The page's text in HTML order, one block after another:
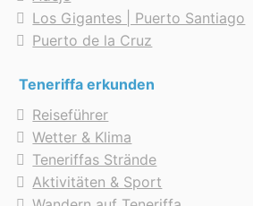
Los Gigantes | Puerto Santiago
Puerto de la Cruz
Teneriffa erkunden
Reiseführer
Wetter & Klima
Teneriffas Strände
Aktivitäten & Sport